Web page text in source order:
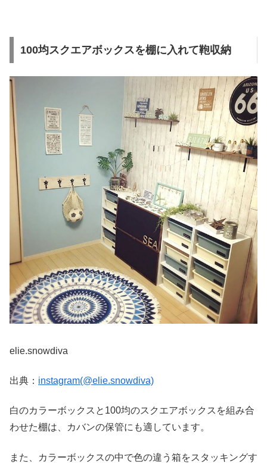
100均スクエアボックスを棚に入れて鞄収納
elie.snowdiva
出典： instagram(@elie.snowdiva)
白のカラーボックスと100均のスクエアボックスを組み合
わせた棚は、カバンの保管にも適しています。
また、カラーボックスの中で色の違う箱をスタッキングす